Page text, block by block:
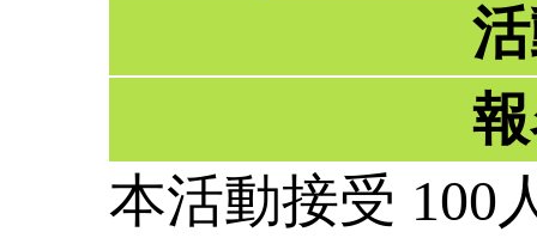
本活動接受 100